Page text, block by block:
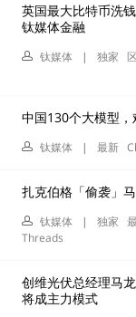
英国最大比特币洗
钛媒体金融
钛媒体 | 独家
中国130个大模型
钛媒体 | 最新
扎克伯格「偷袭」
钛媒体 | 独家
Threads
创维光伏总经理马
将成主力模式